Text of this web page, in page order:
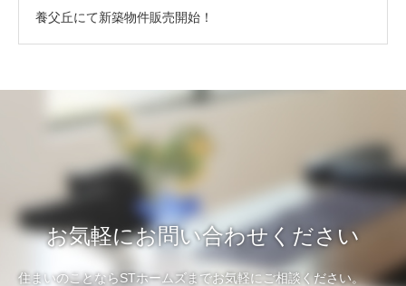
養父丘にて新築物件販売開始！
お気軽にお問い合わせください
住まいのことならSTホームズまでお気軽にご相談ください。